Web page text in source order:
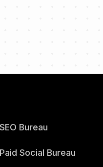
SEO Bureau
Paid Social Bureau